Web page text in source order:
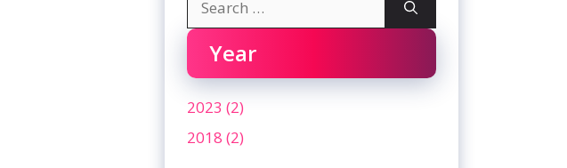
for:
Year
2023 (2)
2018 (2)